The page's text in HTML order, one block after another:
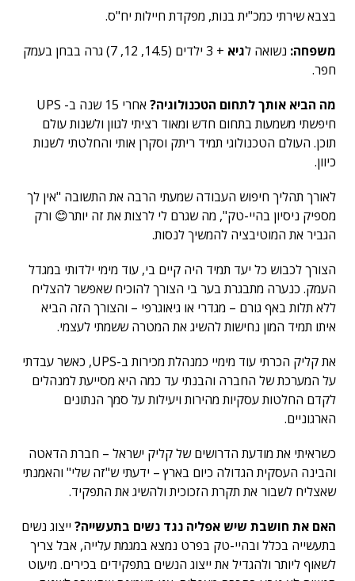
בצבא שירתי כמכ"ית בנות, מפקדת חיילות יח"ס.
משפחה: נשואה לגיא
+ 3 ילדים (14.5, 12, 7) גרה בבחן בעמק
חפר.
מה הביא אותך לתחום הטכנולוגיה?
אחרי 15 שנה ב- UPS
חיפשתי משמעות בתחום חדש ומאוד רציתי לגוון ולשנות עולם
תוכן. העולם הטכנולוגי תמיד ריתק וסקרן אותי והחלטתי לשנות
כיוון.
לאורך תהליך חיפוש העבודה שמעתי הרבה את התשובה "אין לך
מספיק ניסיון בהיי-טק", מה שגרם לי לרצות את זה יותר😊 ורק
הגביר את המוטיבציה להמשיך לנסות.
הצורך לכבוש כל יעד תמיד היה קיים בי, עוד מימי ילדותי במגדל
העמק. כנערה מתבגרת בער בי הצורך להוכיח שאפשר להצליח
ללא תלות באף גורם – מגדרי או גיאוגרפי – והצורך הזה הביא
איתו תמיד המון נחישות להשיג את המטרה ששמתי לעצמי.
את קליק הכרתי עוד מימיי כמנהלת מכירות ב-UPS, כאשר עבדתי
על המערכת של החברה והבנתי עד כמה היא מסייעת למנהלים
לקדם החלטות עסקיות מהירות ויעילות על סמך הנתונים
הארגוניים.
כשראיתי את מודעת הדרושים של קליק ישראל – חברת הדאטה
והבינה העסקית הגדולה כיום בארץ – ידעתי ש"זה שלי" והאמנתי
שאצליח לשבור את תקרת הזכוכית ולהשיג את התפקיד.
האם את חושבת שיש אפליה נגד נשים בתעשייה? ייצוג נשים
בתעשייה בכלל ובהיי-טק בפרט נמצא במגמת עלייה, אבל צריך
לשאוף ליותר ולהגדיל את ייצוג הנשים בתפקידים בכירים. מיעוט